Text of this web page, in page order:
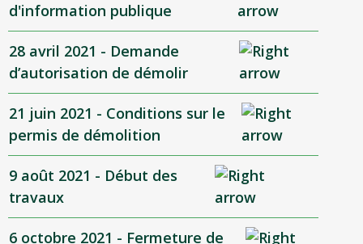
d'information publique
28 avril 2021 - Demande
d’autorisation de démolir
21 juin 2021 - Conditions sur le
permis de démolition
9 août 2021 - Début des
travaux
6 octobre 2021 - Fermeture de